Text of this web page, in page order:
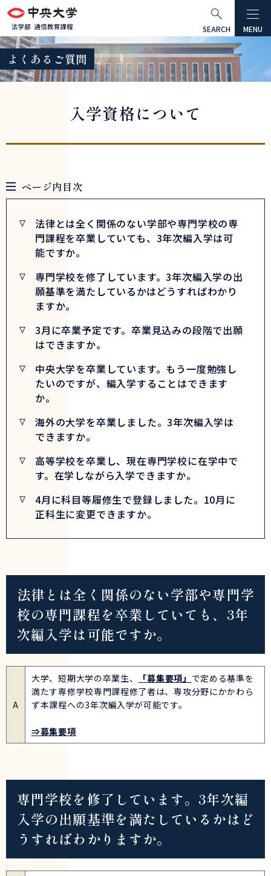
グ
ー
バ
ル
ー
ン
本
へ
ロ
カ
ル
ナ
シ
へ
フ
タ
ー
へ
MENU
SEARCH
よくあるご質問
入学資格について
ページ内目次
法律とは全く関係のない学部や専門学校の専
門課程を卒業していても、3年次編入学は可
能ですか。
専門学校を修了しています。3年次編入学の出
願基準を満たしているかはどうすればわかり
ますか。
3月に卒業予定です。卒業見込みの段階で出願
はできますか。
中央大学を卒業しています。もう一度勉強し
たいのですが、編入学することはできます
か。
海外の大学を卒業しました。3年次編入学は
できますか。
高等学校を卒業し、現在専門学校に在学中で
す。在学しながら入学できますか。
4月に科目等履修生で登録しました。10月に
正科生に変更できますか。
法律とは全く関係のない学部や専門学
校の専門課程を卒業していても、3年
次編入学は可能ですか。
A
大学、短期大学の卒業生、 「募集要項」 で定める基準を
満たす専修学校専門課程修了者は、専攻分野にかかわら
ず本課程への3年次編入学が可能です。
⇒募集要項
専門学校を修了しています。3年次編
入学の出願基準を満たしているかはど
うすればわかりますか。